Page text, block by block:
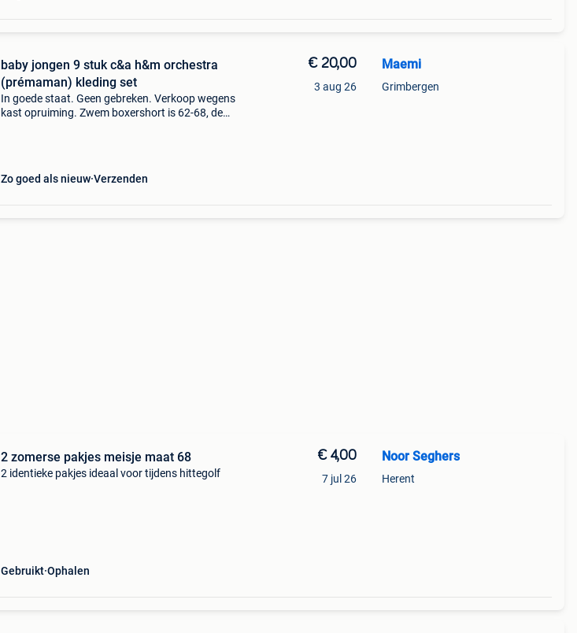
baby jongen 9 stuk c&a h&m orchestra
(prémaman) kleding set
In goede staat. Geen gebreken. Verkoop wegens
kast opruiming. Zwem boxershort is 62-68, de
Zo goed als nieuw Verzenden
€ 20,00
3 aug 26
Maemi
Grimbergen
2 zomerse pakjes meisje maat 68
2 identieke pakjes ideaal voor tijdens hittegolf
Gebruikt Ophalen
€ 4,00
7 jul 26
Noor Seghers
Herent